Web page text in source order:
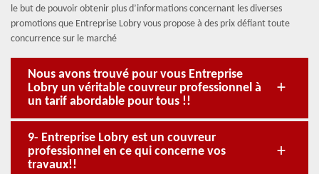
le but de pouvoir obtenir plus d’informations concernant les diverses
promotions que Entreprise Lobry vous propose à des prix défiant toute
concurrence sur le marché
Nous avons trouvé pour vous Entreprise
Lobry un véritable couvreur professionnel à
un tarif abordable pour tous !!
9- Entreprise Lobry est un couvreur
professionnel en ce qui concerne vos
travaux!!